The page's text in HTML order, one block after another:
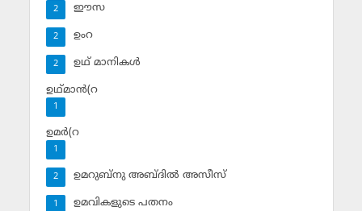
ഈസ
2
ഉംറ
2
ഉഥ് മാനികള്‍
2
ഉഥ്മാന്‍(റ
1
ഉമര്‍(റ
1
ഉമറുബ്‌നു അബ്ദില്‍ അസീസ്‌
2
ഉമവികളുടെ പതനം
1